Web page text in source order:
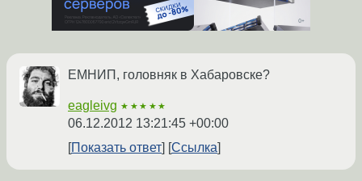
ЕМНИП, головняк в Хабаровске?
eagleivg ★★★★★
06.12.2012 13:21:45 +00:00
Показать ответ
Ссылка